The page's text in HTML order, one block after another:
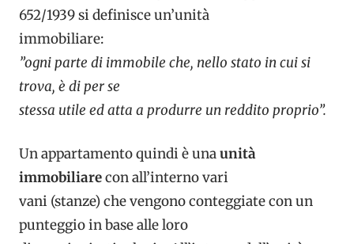
652/1939 si definisce un’unità
immobiliare:
”ogni parte di immobile che, nello stato in cui si
trova, è di per se
stessa utile ed atta a produrre un reddito proprio”.
Un appartamento quindi è unaunità
immobiliarecon all’interno vari
vani (stanze) che vengono conteggiate con un
punteggio in base alle loro